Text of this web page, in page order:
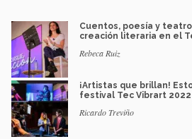
Cuentos, poesía y
creación literaria en el
Rebeca Ruiz
¡Artistas que brillan!
festival Tec Vibrart 2022
Ricardo Treviño